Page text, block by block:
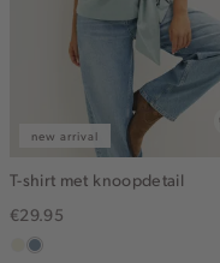
new arrival
T-shirt met knoopdetail
€29.95
ecrudusty